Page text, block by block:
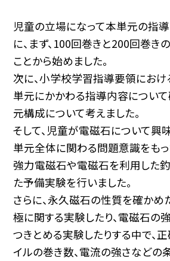
児童の立場になって本単元の指
に、まず、100回巻きと200回巻き
ことから始めました。
次に、小学校学習指導要領にお
単元にかかわる指導内容について
元構成について考えました。
そして、児童が電磁石について興味
単元全体に関わる問題意識をもっ
強力電磁石や電磁石を利用した
た予備実験を行いました。
さらに、永久磁石の性質を確かめ
極に関する実験したり、電磁石の
つきとめる実験したりする中で、
イルの巻き数、電流の強さなど